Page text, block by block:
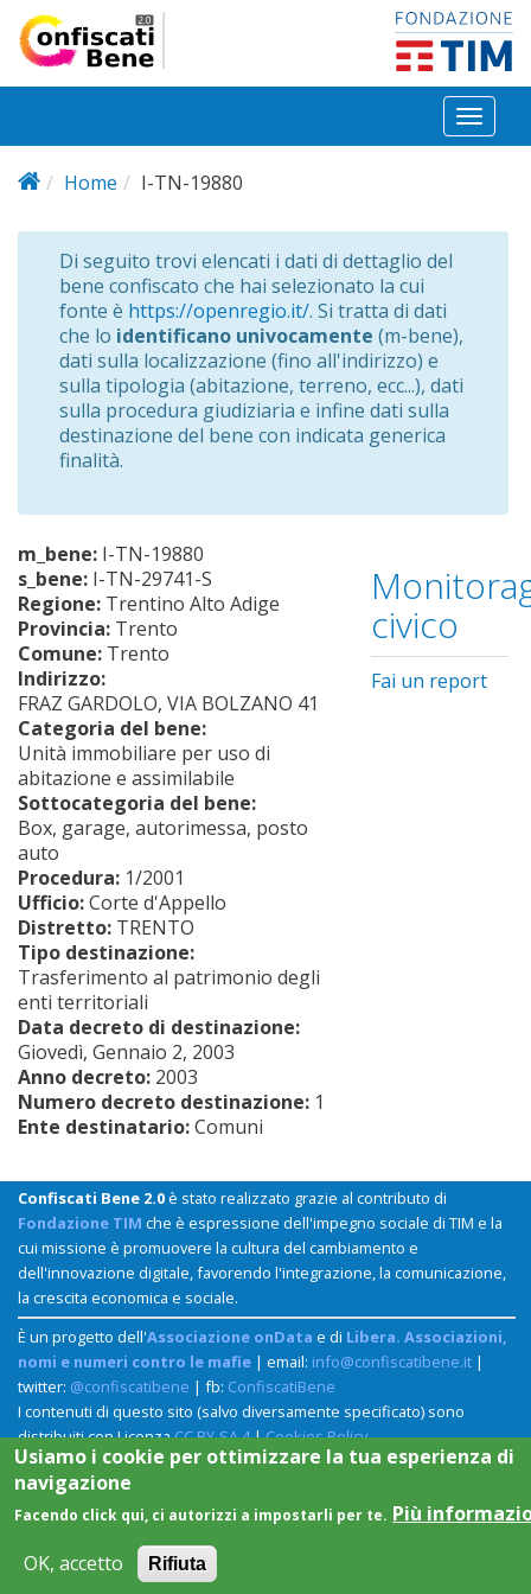
Salta al contenuto principale
Toggle
Home
I-TN-19880
Di seguito trovi elencati i dati di dettaglio del
bene confiscato che hai selezionato la cui
fonte è https://openregio.it/. Si tratta di dati
che lo identificano univocamente (m-bene),
dati sulla localizzazione (fino all'indirizzo) e
sulla tipologia (abitazione, terreno, ecc...), dati
sulla procedura giudiziaria e infine dati sulla
destinazione del bene con indicata generica
finalità.
m_bene: I-TN-19880
s_bene: I-TN-29741-S
Regione: Trentino Alto Adige
Provincia: Trento
Comune: Trento
Indirizzo:
FRAZ GARDOLO, VIA BOLZANO 41
Categoria del bene:
Unità immobiliare per uso di
abitazione e assimilabile
Sottocategoria del bene:
Box, garage, autorimessa, posto
auto
Procedura: 1/2001
Ufficio:Corte d'Appello
Distretto: TRENTO
Tipo destinazione:
Trasferimento al patrimonio degli
enti territoriali
Data decreto di destinazione:
Giovedì, Gennaio 2, 2003
Anno decreto: 2003
Numero decreto destinazione: 1
Ente destinatario:Comuni
civico
Fai un report
Confiscati Bene 2.0è stato realizzato grazie al contributo di
Fondazione TIM che è espressione dell'impegno sociale di TIM e la
cui missione è promuovere la cultura del cambiamento e
dell'innovazione digitale, favorendo l'integrazione, la comunicazione,
la crescita economica e sociale.
È un progetto dell'Associazione onData e di Libera. Associazioni,
nomi e numeri contro le mafie | email: info@confiscatibene.it |
twitter: @confiscatibene | fb: ConfiscatiBene
I contenuti di questo sito (salvo diversamente specificato) sono
distribuiti con LicenzaCC BY-SA 4|Cookies Policy
Usiamo i cookie per ottimizzare la tua esperienza di
navigazione
Facendo click qui, ci autorizzi a impostarli per te. Più
OK, accetto
Rifiuta